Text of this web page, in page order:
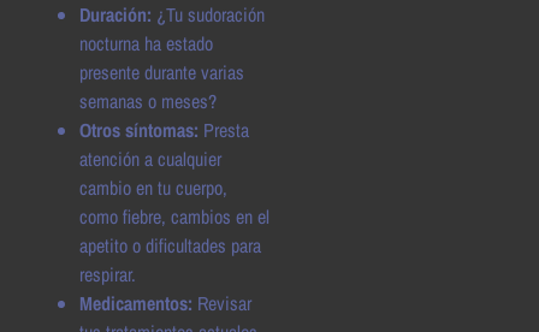
Duración: ¿Tu sudoración
nocturna ha estado
presente durante varias
semanas o meses?
Otros síntomas: Presta
atención a cualquier
cambio en tu cuerpo,
como fiebre, cambios en el
apetito o dificultades para
respirar.
Medicamentos: Revisar